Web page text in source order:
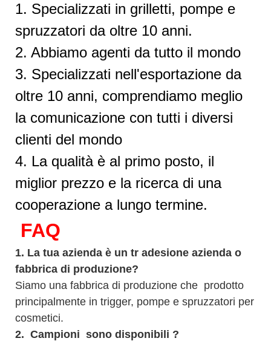
1. Specializzati in grilletti, pompe e
spruzzatori da oltre 10 anni.
2. Abbiamo agenti da tutto il mondo
3. Specializzati nell'esportazione da
oltre 10 anni, comprendiamo meglio
la comunicazione con tutti i diversi
clienti del mondo
4. La qualità è al primo posto, il
miglior prezzo e la ricerca di una
cooperazione a lungo termine.
FAQ
1. La tua azienda è un tr adesione azienda o
fabbrica di produzione?
Siamo una fabbrica di produzione che prodotto
principalmente in trigger, pompe e spruzzatori per
cosmetici.
2. Campioni sono disponibili ?